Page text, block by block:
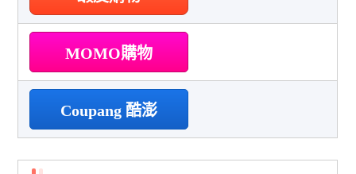
MOMO購物
Coupang 酷澎